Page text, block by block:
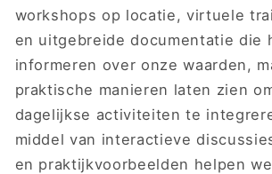
workshops op locatie, virtuele
en uitgebreide documentatie die
informeren over onze waarden,
praktische manieren laten zien
dagelijkse activiteiten te
middel van interactieve
en praktijkvoorbeelden helpen